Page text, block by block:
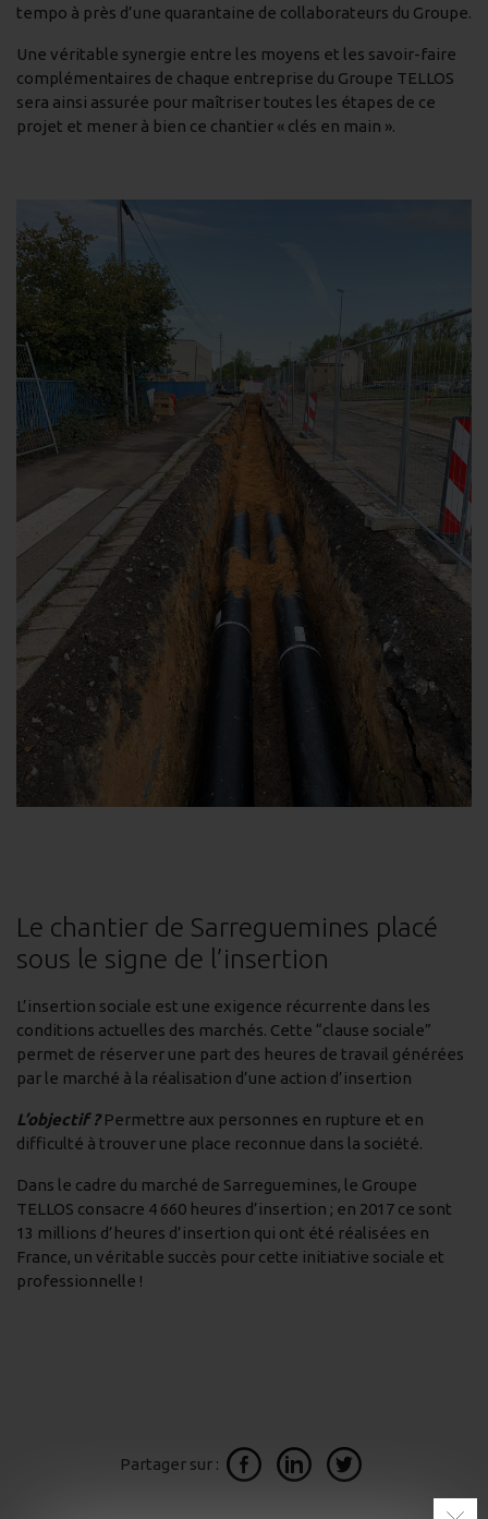
tempo à près d’une quarantaine de collaborateurs du Groupe.
Une véritable synergie entre les moyens et les savoir-faire
complémentaires de chaque entreprise du Groupe TELLOS
sera ainsi assurée pour maîtriser toutes les étapes de ce
projet et mener à bien ce chantier « clés en main ».
Le chantier de Sarreguemines placé
sous le signe de l’insertion
L’insertion sociale est une exigence récurrente dans les
conditions actuelles des marchés. Cette “clause sociale”
permet de réserver une part des heures de travail générées
par le marché à la réalisation d’une action d’insertion
L’objectif ?Permettre aux personnes en rupture et en
difficulté à trouver une place reconnue dans la société.
Dans le cadre du marché de Sarreguemines, le Groupe
TELLOS consacre 4 660 heures d’insertion ; en 2017 ce sont
13 millions d’heures d’insertion qui ont été réalisées en
France, un véritable succès pour cette initiative sociale et
professionnelle !
Partager sur :